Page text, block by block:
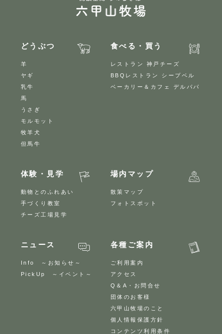
どうぶつ
羊
ヤギ
乳牛
馬
うさぎ
モルモット
牧羊犬
但馬牛
食べる・買う
レストラン 神戸チーズ
BBQレストラン シープベル
ベーカリー＆カフェ デルパパ
体験・見学
動物とのふれあい
手づくり教室
チーズ工場見学
場内マップ
散策マップ
フォトスポット
ニュース
Info ～お知らせ～
PickUp ～イベント～
各種ご案内
ご利用案内
アクセス
Q＆A・お問合せ
団体のお客様
六甲山牧場のこと
個人情報保護方針
コンテンツ利用条件